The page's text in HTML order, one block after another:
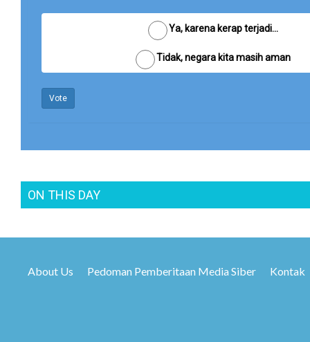
Ya, karena kerap terjadi...
Tidak, negara kita masih aman
Vote
ON THIS DAY
About Us Pedoman Pemberitaan Media Siber Kontak